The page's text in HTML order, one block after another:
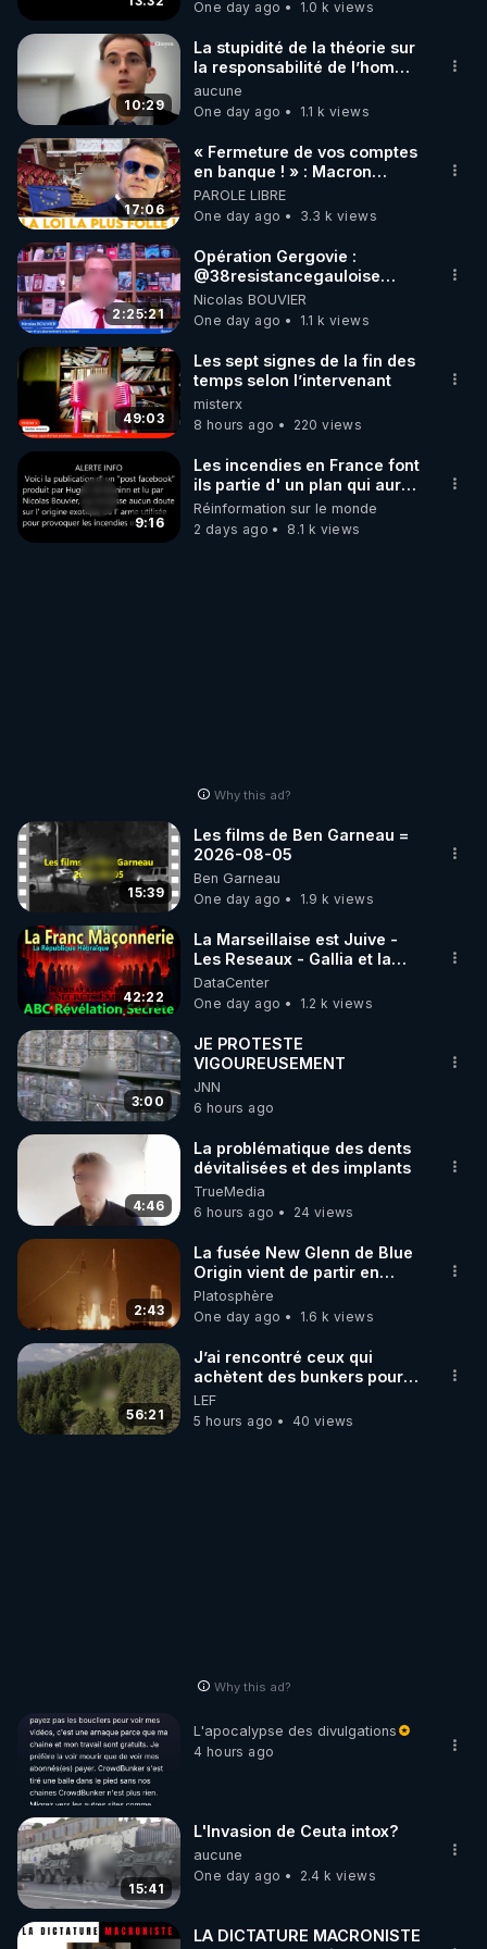
code : REGENERE10
▶ 30 jours gratuit sur l’application de méditation et
de bien-être ENVOL :
Rendez-vous sur https://www.envol.app/code
le code : REGENERE
One day ago
1.0 k views
10:29
La stupidité de la théorie sur
la responsabilité de l’homme
concernant le dioxyde de
carbone.
aucune
One day ago
1.1 k views
17:06
« Fermeture de vos comptes
en banque ! » : Macron
impose une loi folle !
PAROLE LIBRE
One day ago
3.3 k views
2:25:21
Opération Gergovie :
‪@38resistancegauloise‬
‪@MarionSigautOfficiel‬
‪@gladysriifard5710‬ Laëtitia
Nicolas BOUVIER
One day ago
1.1 k views
49:03
Les sept signes de la fin des
temps selon l’intervenant
misterx
8 hours ago
220 views
9:16
Les incendies en France font
ils partie d' un plan qui aurait
débuté le 11 septembre 2001
?
Réinformation sur le monde
2 days ago
8.1 k views
Why this ad?
15:39
Les films de Ben Garneau =
2026-08-05
Ben Garneau
One day ago
1.9 k views
42:22
La Marseillaise est Juive -
Les Reseaux - Gallia et la
France - Symbolisme
DataCenter
One day ago
1.2 k views
3:00
JE PROTESTE
VIGOUREUSEMENT
JNN
6 hours ago
4:46
La problématique des dents
dévitalisées et des implants
TrueMedia
6 hours ago
24 views
2:43
La fusée New Glenn de Blue
Origin vient de partir en
fumée.
Platosphère
One day ago
1.6 k views
56:21
J’ai rencontré ceux qui
achètent des bunkers pour
survivre à la fin du monde
LEF
5 hours ago
40 views
Why this ad?
L'apocalypse des divulgations
4 hours ago
15:41
L'Invasion de Ceuta intox?
aucune
One day ago
2.4 k views
LA DICTATURE MACRONISTE